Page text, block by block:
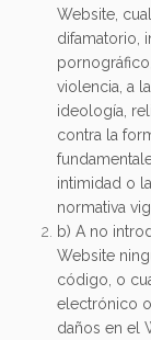
Website,
difamatorio,
violencia, a
ideología,
contra la
intimidad o
normativa
b) A no
Website
código, o
electrónico
daños en el